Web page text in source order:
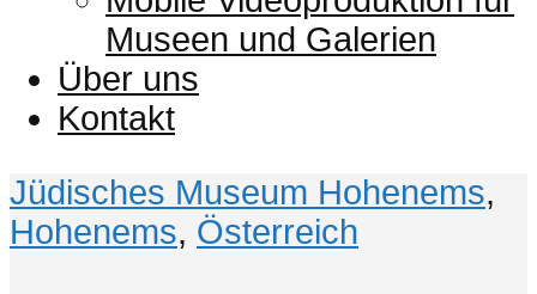
Museen und Galerien
Über uns
Kontakt
Jüdisches Museum Hohenems,
Hohenems, Österreich